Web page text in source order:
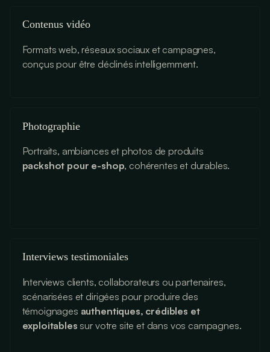
Contenus vidéo
Formats web, réseaux sociaux et campagnes,
conçus pour être déclinés intelligemment.
Photographie
Portraits, ambiances et photos de produits
packshot pour e-shop, cohérentes et durables.
Interviews testimoniales
Interviews clients, collaborateurs ou partenaires,
scénarisées et dirigées pour produire des
témoignages authentiques, crédibles et
exploitables sur votre site et dans vos campagnes.